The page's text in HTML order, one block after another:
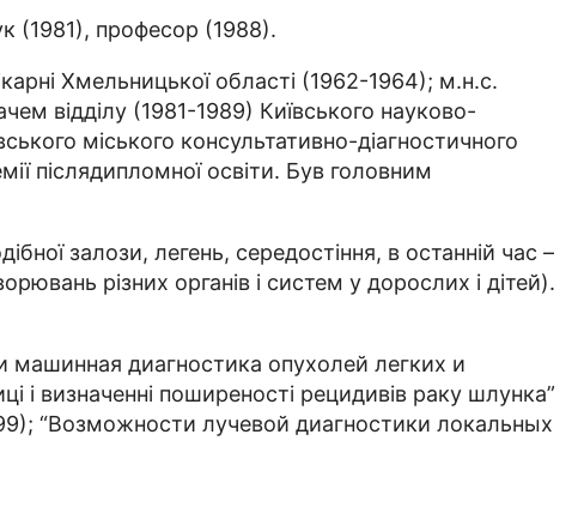
(1981), професор (1988).
Хмельницької області (1962-1964); м.н.с.
відділу (1981-1989) Київського науково-
міського консультативно-діагностичного
післядипломної освіти. Був головним
залози, легень, середостіння, в останній час –
різних органів і систем у дорослих і дітей).
машинная диагностика опухолей легких и
і визначенні поширеності рецидивів раку шлунка”
“Возможности лучевой диагностики локальных